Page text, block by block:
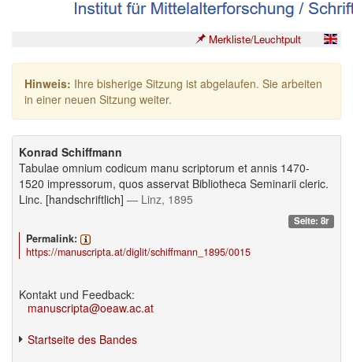
Merkliste/Leuchtpult
Hinweis: Ihre bisherige Sitzung ist abgelaufen. Sie arbeiten
in einer neuen Sitzung weiter.
Konrad Schiffmann
Tabulae omnium codicum manu scriptorum et annis 1470-
1520 impressorum, quos asservat Bibliotheca Seminarii cleric.
Linc. [handschriftlich] — Linz, 1895
Seite: 8r
Permalink:
https://manuscripta.at/diglit/schiffmann_1895/0015
Kontakt und Feedback:
manuscripta@oeaw.ac.at
Startseite des Bandes